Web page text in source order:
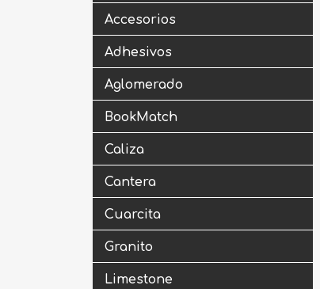
Accesorios
Adhesivos
Aglomerado
BookMatch
Caliza
Cantera
Cuarcita
Granito
Limestone